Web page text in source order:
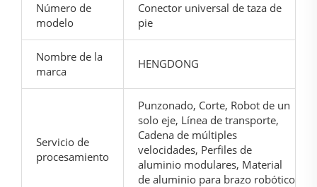
Número de
modelo
Conector universal de taza de
pie
Nombre de la
marca
HENGDONG
Servicio de
procesamiento
Punzonado, Corte, Robot de un
solo eje, Línea de transporte,
Cadena de múltiples
velocidades, Perfiles de
aluminio modulares, Material
de aluminio para brazo robótico